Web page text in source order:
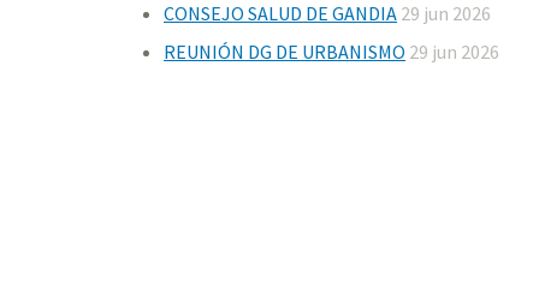
CONSEJO SALUD DE GANDIA 29 jun 2026
REUNIÓN DG DE URBANISMO 29 jun 2026